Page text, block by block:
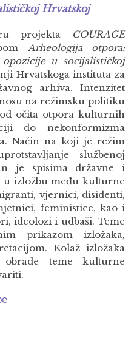
Hrvatskoj
projekta
COURAGE
Arheologija otpora:
u socijalističkoj
Hrvatskoga instituta za
arhiva. Intenzitet
na režimsku politiku
očita otpora kulturnih
do nekonformizma
Način na koji je režim
službenoj
je spisima državne i
u izložbu među kulturne
vjernici, disidenti,
feministice, kao i
ideolozi i udbaši. Teme
prikazom izložaka,
Kolaž izložaka
teme kulturne